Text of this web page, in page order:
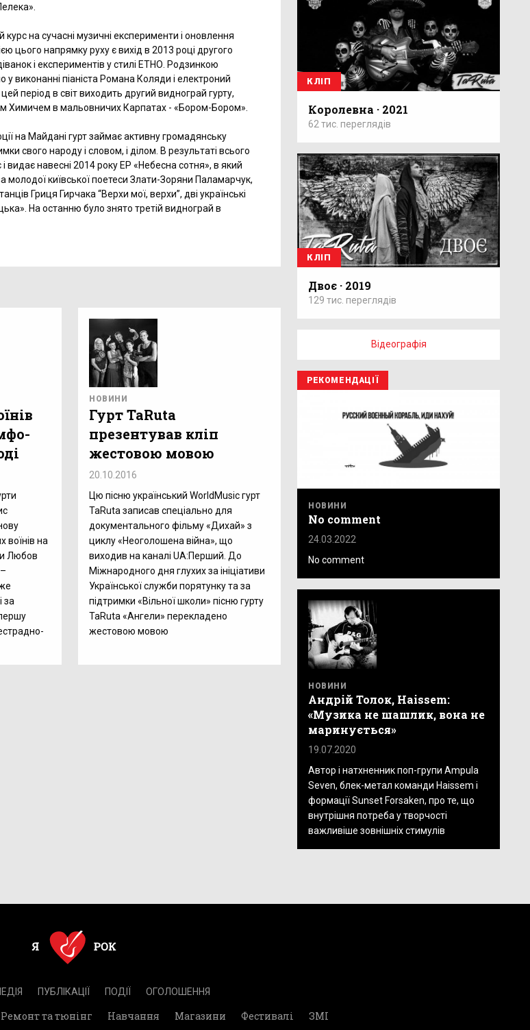
курс на сучасні музичні експерименти і оновлення
цього напрямку руху є вихід в 2013 році другого
і експериментів у стилі ЕТНО. Родзинкою
у виконанні піаніста Романа Коляди і електроний
період в світ виходить другий виднограй гурту,
Химичем в мальовничих Карпатах - «Бором-Бором».
на Майдані гурт займає активну громадянську
свого народу і словом, і ділом. В результаті всього
видає навесні 2014 року ЕР «Небесна сотня», в який
молодої київської поетеси Злати-Зоряни Паламарчук,
Гриця Гирчака “Верхи мої, верхи”, дві українські
На останню було знято третій виднограй в
воїнів на
Любов
за
НОВИНИ
Гурт TaRuta
презентував кліп
жестовою мовою
20.10.2016
Цю пісню український WorldMusic гурт
TaRuta записав спеціально для
документального фільму «Дихай» з
циклу «Неоголошена війна», що
виходив на каналі UA:Перший. До
Міжнародного дня глухих за ініціативи
Української служби порятунку та за
підтримки «Вільної школи» пісню гурту
TaRuta «Ангели» перекладено
жестовою мовою
КЛІП
Королевна · 2021
62 тис. переглядів
КЛІП
Двоє · 2019
129 тис. переглядів
Відеографія
РЕКОМЕНДАЦІЇ
НОВИНИ
No comment
24.03.2022
No comment
НОВИНИ
Андрій Толок, Haissem:
«Музика не шашлик, вона не
маринується»
19.07.2020
Автор і натхненник поп-групи Ampula
Seven, блек-метал команди Haissem і
формації Sunset Forsaken, про те, що
внутрішня потреба у творчості
важливіше зовнішніх стимулів
ПУБЛІКАЦІЇ ПОДІЇ ОГОЛОШЕННЯ
Ремонт та тюнінг Навчання Магазини Фестивалі ЗМІ